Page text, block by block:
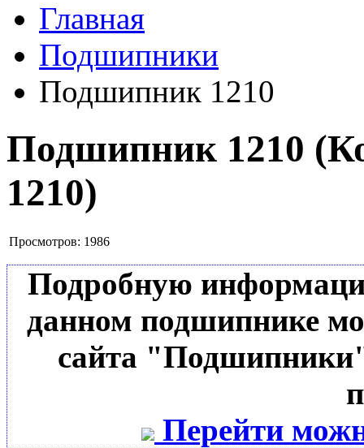
Главная
Подшипники
Подшипник 1210
Подшипник 1210
1210)
Просмотров: 1986
Подробную
данном подшипнике
сайта
Перейти